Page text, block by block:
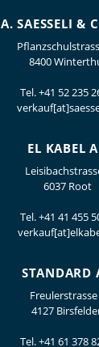
A. SAESSELI &
8400
Tel.+41 52 235
EL KABEL
6037 Root
Tel.+41 41 455
STANDARD
4127
Tel.+41 61 378